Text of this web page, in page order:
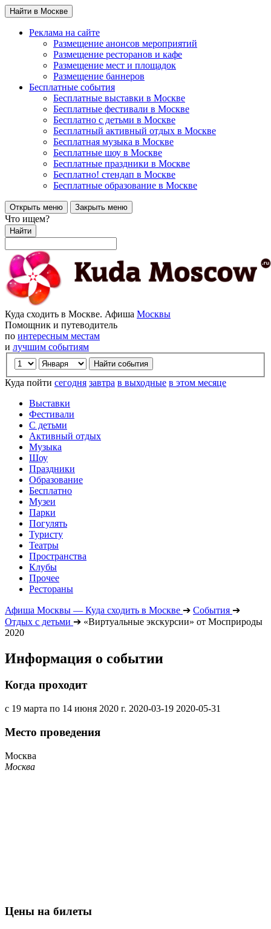
Найти в Москве
Реклама на сайте
Размещение анонсов мероприятий
Размещение ресторанов и кафе
Размещение мест и площадок
Размещение баннеров
Бесплатные события
Бесплатные выставки в Москве
Бесплатные фестивали в Москве
Бесплатно с детьми в Москве
Бесплатный активный отдых в Москве
Бесплатная музыка в Москве
Бесплатные шоу в Москве
Бесплатные праздники в Москве
Бесплатно! стендап в Москве
Бесплатные образование в Москве
Открыть меню Закрыть меню
Что ищем?
Найти
Куда сходить в Москве. Афиша Москвы
Помощник и путеводитель
по интересным местам
и лучшим событиям
Куда пойти сегодня завтра в выходные в этом месяце
Выставки
Фестивали
С детьми
Активный отдых
Музыка
Шоу
Праздники
Образование
Бесплатно
Музеи
Парки
Погулять
Туристу
Театры
Пространства
Клубы
Прочее
Рестораны
Афиша Москвы — Куда сходить в Москве ➔ События ➔
Отдых с детьми ➔ «Виртуальные экскурсии» от Мосприроды
2020
Информация о событии
Когда проходит
с 19 марта по 14 июня 2020 г. 2020-03-19 2020-05-31
Место проведения
Москва
Москва
Цены на билеты